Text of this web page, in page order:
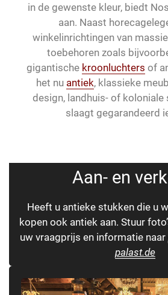
in de gewenste kleur, biedt
aan. Naast
winkelinrichtingen van
toebehoren zoals
gigantische kroonluchters of
het nu antiek, klassieke
design, landhuis- of
slaagt gegarandeerd
Aan- en
Heeft u antieke stukken die u
kopen ook antiek aan. Stuur
uw vraagprijs en informatie naar
palast.de